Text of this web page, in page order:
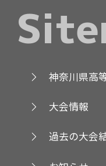
神奈川県高
大会情報
過去の大会